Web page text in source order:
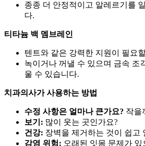
종종 더 안정적이고 알레르기를
다.
티타늄 백 멤브레인
텐트와 같은 강력한 지원이 필요
녹이거나 꺼낼 수 있으며 금속 조
울 수 있습니다.
치과의사가 사용하는 방법
수정 사항은 얼마나 큰가요? 작을
보기: 많이 웃는 곳인가요?
건강: 장벽을 제거하는 것이 쉽고
감염 위험: 오래된 잇몸 문제가 있